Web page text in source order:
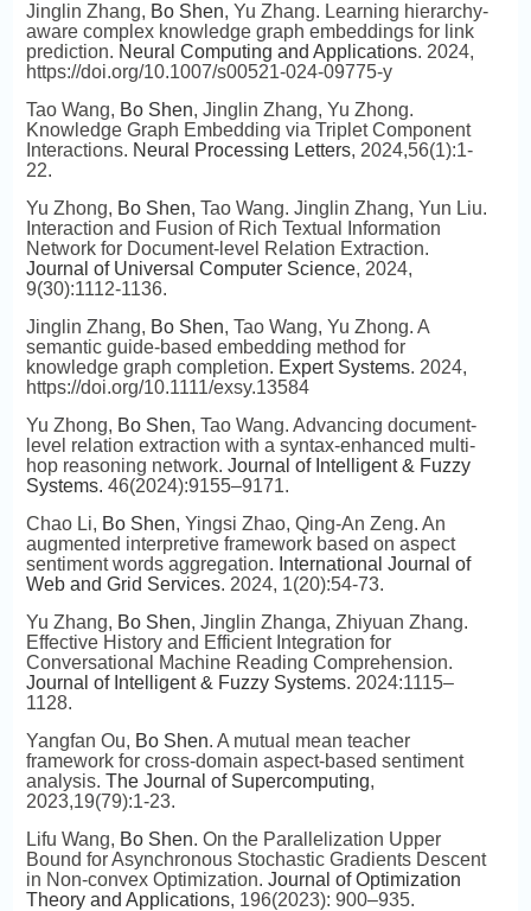
Jinglin Zhang, Bo Shen, Yu Zhang. Learning hierarchy-
aware complex knowledge graph embeddings for link
prediction. Neural Computing and Applications. 2024,
https://doi.org/10.1007/s00521-024-09775-y
Tao Wang, Bo Shen, Jinglin Zhang, Yu Zhong.
Knowledge Graph Embedding via Triplet Component
Interactions. Neural Processing Letters, 2024,56(1):1-
22.
Yu Zhong, Bo Shen, Tao Wang. Jinglin Zhang, Yun Liu.
Interaction and Fusion of Rich Textual Information
Network for Document-level Relation Extraction.
Journal of Universal Computer Science, 2024,
9(30):1112-1136.
Jinglin Zhang, Bo Shen, Tao Wang, Yu Zhong. A
semantic guide-based embedding method for
knowledge graph completion. Expert Systems. 2024,
https://doi.org/10.1111/exsy.13584
Yu Zhong, Bo Shen, Tao Wang. Advancing document-
level relation extraction with a syntax-enhanced multi-
hop reasoning network. Journal of Intelligent & Fuzzy
Systems. 46(2024):9155–9171.
Chao Li, Bo Shen, Yingsi Zhao, Qing-An Zeng. An
augmented interpretive framework based on aspect
sentiment words aggregation. International Journal of
Web and Grid Services. 2024, 1(20):54-73.
Yu Zhang, Bo Shen, Jinglin Zhanga, Zhiyuan Zhang.
Effective History and Efficient Integration for
Conversational Machine Reading Comprehension.
Journal of Intelligent & Fuzzy Systems. 2024:1115–
1128.
Yangfan Ou, Bo Shen. A mutual mean teacher
framework for cross‑domain aspect‑based sentiment
analysis. The Journal of Supercomputing,
2023,19(79):1-23.
Lifu Wang, Bo Shen. On the Parallelization Upper
Bound for Asynchronous Stochastic Gradients Descent
in Non-convex Optimization. Journal of Optimization
Theory and Applications, 196(2023): 900–935.